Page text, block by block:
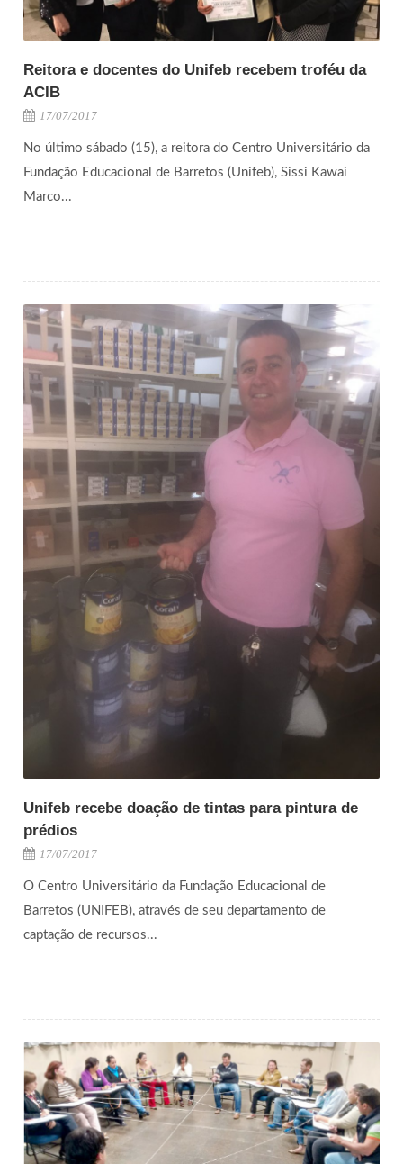
Reitora e docentes do Unifeb recebem troféu da
ACIB
17/07/2017
No último sábado (15), a reitora do Centro Universitário da
Fundação Educacional de Barretos (Unifeb), Sissi Kawai
Marco...
Unifeb recebe doação de tintas para pintura de
prédios
17/07/2017
O Centro Universitário da Fundação Educacional de
Barretos (UNIFEB), através de seu departamento de
captação de recursos...